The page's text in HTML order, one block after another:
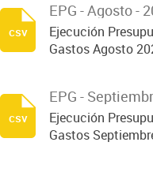
EPG - Agosto -
Ejecución
Gastos Agosto
csv
EPG -
Ejecución
Gastos
csv